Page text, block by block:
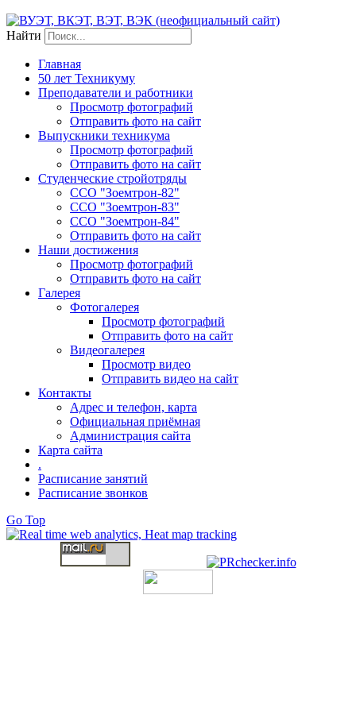
Найти
Главная
50 лет Техникуму
Преподаватели и работники
Просмотр фотографий
Отправить фото на сайт
Выпускники техникума
Просмотр фотографий
Отправить фото на сайт
Студенческие стройотряды
ССО "Зоемтрон-82"
ССО "Зоемтрон-83"
ССО "Зоемтрон-84"
Отправить фото на сайт
Наши достижения
Просмотр фотографий
Отправить фото на сайт
Галерея
Фотогалерея
Просмотр фотографий
Отправить фото на сайт
Видеогалерея
Просмотр видео
Отправить видео на сайт
Контакты
Адрес и телефон, карта
Официальная приёмная
Администрация сайта
Карта сайта
.
Расписание занятий
Расписание звонков
Go Top